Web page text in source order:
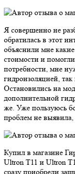
Я совершенно не
обратилась в этот
объяснили мне
стоимости и
потребности, мне
гидроизоляцией,
Остановились на
дополнительной
же. Уже пользуюсь
проблем не выявила,
Купил в магазине
Ultron T11 и Ultron
сразу приобрели